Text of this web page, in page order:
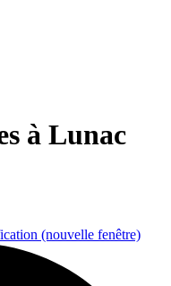
à Lunac
(nouvelle fenêtre)